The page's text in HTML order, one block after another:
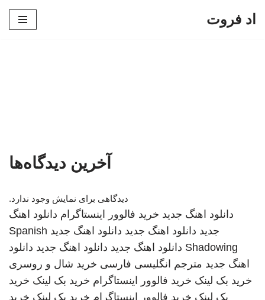
اد فروت
آخرین دیدگاه‌ها
دیدگاهی برای نمایش وجود ندارد.
دانلود اهنگ جدید خرید فالوور اینستاگرام دانلود اهنگ
جدید دانلود اهنگ جدید دانلود اهنگ جدید Spanish
Shadowing دانلود اهنگ جدید دانلود اهنگ جدید دانلود
اهنگ جدید مترجم انگلیسی فارسی خرید شال و روسری
خرید بک لینک خرید فالوور اینستاگرام خرید بک لینک خرید
بک لینک خرید فالوور اینستاگرام خرید بک لینک خرید